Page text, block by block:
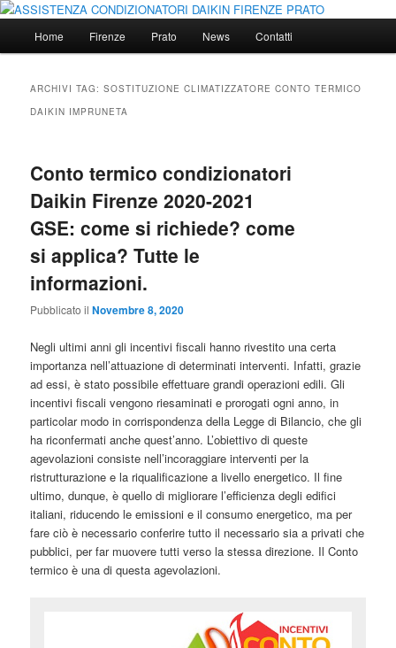
Vai
contenuto
Vai
contenuto
ASSISTENZA CONDIZIONATORI
DAIKIN FIRENZE PRATO
ASSISTENZA CONDIZIONATORI DAIKIN CLIMATIZZATORI DAIKIN
principale
Home Firenze Prato News Contatti
ARCHIVI TAG:SOSTITUZIONE CLIMATIZZATORE CONTO TERMICO
DAIKIN IMPRUNETA
Conto termico condizionatori
Daikin Firenze 2020-2021
GSE: come si richiede? come
si applica? Tutte le
informazioni.
Pubblicato ilNovembre 8, 2020
Negli ultimi anni gli incentivi fiscali hanno rivestito una certa
importanza nell’attuazione di determinati interventi. Infatti, grazie
ad essi, è stato possibile effettuare grandi operazioni edili. Gli
incentivi fiscali vengono riesaminati e prorogati ogni anno, in
particolar modo in corrispondenza della Legge di Bilancio, che gli
ha riconfermati anche quest’anno. L’obiettivo di queste
agevolazioni consiste nell’incoraggiare interventi per la
ristrutturazione e la riqualificazione a livello energetico. Il fine
ultimo, dunque, è quello di migliorare l’efficienza degli edifici
italiani, riducendo le emissioni e il consumo energetico, ma per
fare ciò è necessario conferire tutto il necessario sia a privati che
pubblici, per far muovere tutti verso la stessa direzione. Il Conto
termico è una di questa agevolazioni.